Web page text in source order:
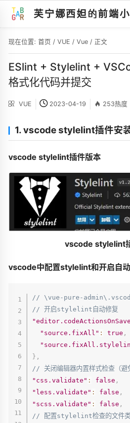
芙宁娜西妲的前端
现在位置: 首页 / VUE / Vue / 正文
ESlint + Stylelint +
格式化代码并提交
VUE 2023-04-19 253热度
1. vscode stylelint插件安
vscode stylelint插件版本
vscode stylelint
vscode中配置stylelint和开启自
// \vue-pure-
// 开启stylelint自动修复
"source.fixAll" : true ,
} ,
// 关闭编辑器内置样式检查（
"css.validate" : false ,
"less.validate" : false ,
"scss.validate" : false ,
// 配置stylelint检查的文件类